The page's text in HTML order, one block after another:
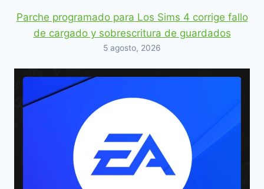
Parche programado para Los Sims 4 corrige fallo
de cargado y sobrescritura de guardados
5 agosto, 2026